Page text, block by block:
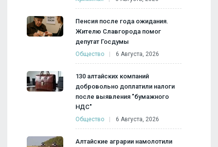
Пенсия после года ожидания.
Жителю Славгорода помог
депутат Госдумы
Общество 6 Августа, 2026
130 алтайских компаний
добровольно доплатили налоги
после выявления "бумажного
НДС"
Общество 6 Августа, 2026
Алтайские аграрии намолотили